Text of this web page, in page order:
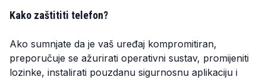
Kako zaštititi telefon?
Ako sumnjate da je vaš uređaj kompromitiran,
preporučuje se ažurirati operativni sustav, promijeniti
lozinke, instalirati pouzdanu sigurnosnu aplikaciju i